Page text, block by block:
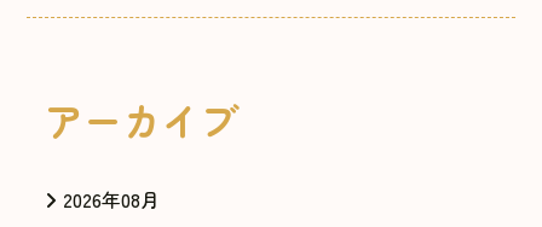
アーカイブ
2026年08月